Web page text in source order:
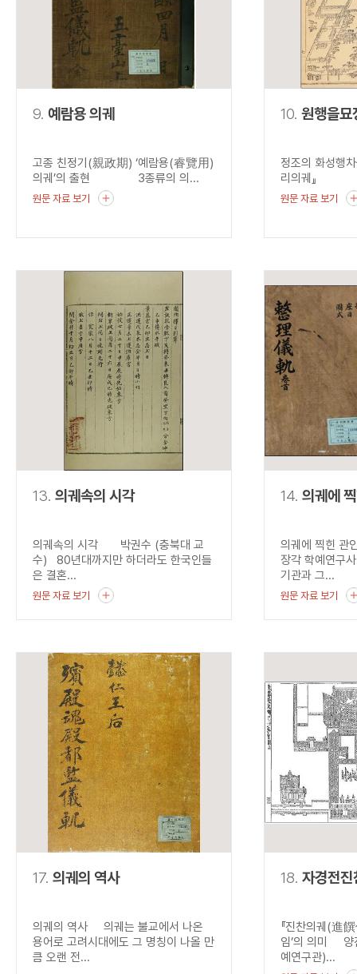
9. 예람용 의궤
고종 친정기(親政期) ‘예람용(睿覽用)
의궤’의 출현 3종류의 의...
원문 자료 보기
10. 원행을묘
정조의 화성행
리의궤』
원문 자료 보기
13. 의궤속의 시각
의궤속의 시각 박권수 (충북대 교
수) 80년대까지만 하더라도 한국인들
은 결혼...
원문 자료 보기
14. 의궤에
의궤에 찍힌
장각 학예연구
기관과 그...
원문 자료 보기
17. 의궤의 역사
의궤의 역사 의궤는 불교에서 나온
용어로 고려시대에도 그 명칭이 나올 만
큼 오랜 전...
18. 자경전진
『진찬의궤(進
임’의 의미 양
예연구관)...